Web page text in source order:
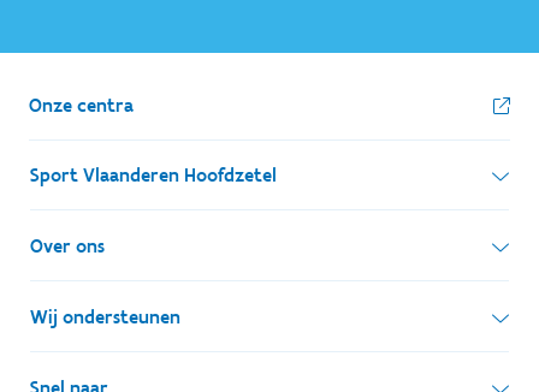
Onze centra
Sport Vlaanderen Hoofdzetel
Simon Bolivarlaan 17
1000 Brussel
Ondernemingsnummer: BE 0248.142.826
Over ons
Wie zijn we, wat doen we
Onze centra
Wij ondersteunen
Lokale besturen